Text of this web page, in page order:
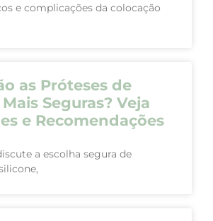
e complicações da colocação
as Próteses de
Seguras? Veja
e Recomendações
a escolha segura de